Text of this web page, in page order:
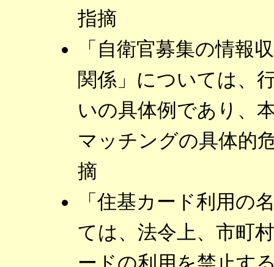
指摘
「自衛官募集の情報
関係」については、
いの具体例であり、
マッチングの具体的
摘
「住基カード利用の
ては、法令上、市町